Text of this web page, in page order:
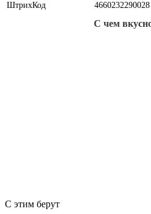
ШтрихКод
4660232290028
С чем
С этим берут